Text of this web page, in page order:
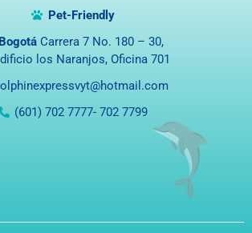
Pet-Friendly
Bogotá Carrera 7 No. 180 – 30,
los Naranjos, Oficina 701
(601) 702 7777- 702 7799